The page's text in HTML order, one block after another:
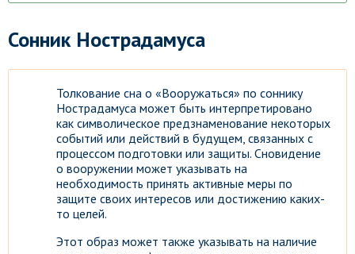
Сонник Нострадамуса
Толкование сна о «Вооружаться» по соннику
Нострадамуса может быть интерпретировано
как символическое предзнаменование некоторых
событий или действий в будущем, связанных с
процессом подготовки или защиты. Сновидение
о вооружении может указывать на
необходимость принять активные меры по
защите своих интересов или достижению каких-
то целей.
Этот образ может также указывать на наличие